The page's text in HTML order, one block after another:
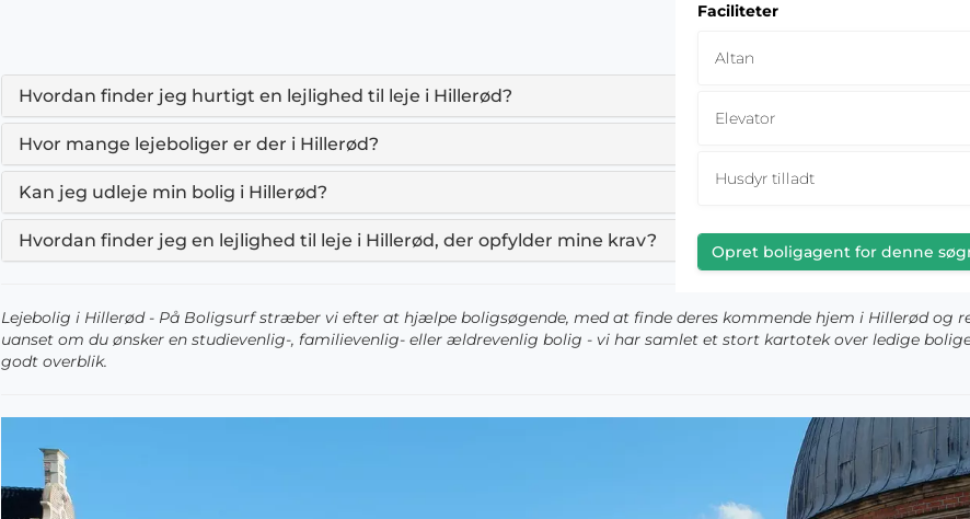
Faciliteter
Altan
Elevator
Husdyr tilladt
Opret boligagent for denne
Hvordan finder jeg hurtigt en lejlighed til leje i Hillerød?
Hvor mange lejeboliger er der i Hillerød?
Kan jeg udleje min bolig i Hillerød?
Hvordan finder jeg en lejlighed til leje i Hillerød, der opfylder mine krav?
Lejebolig i Hillerød - På Boligsurf stræber vi efter at hjælpe boligsøgende, med at finde deres kommende hjem i Hillerød og
uanset om du ønsker en studievenlig-, familievenlig- eller ældrevenlig bolig - vi har samlet et stort kartotek over ledige
godt overblik.